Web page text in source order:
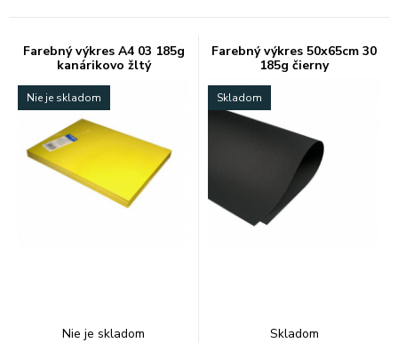
Farebný výkres A4 03 185g
kanárikovo žltý
Nie je skladom
Nie je skladom
Farebný výkres 50x65cm 30
185g čierny
Skladom
Skladom